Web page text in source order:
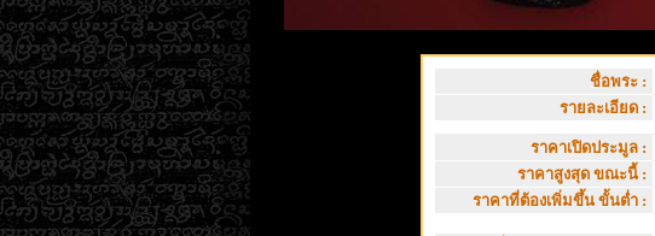
ชื่อพระ :
รายละเอียด :
ราคาเปิดประมูล :
ราคาสูงสุด ขณะนี้ :
ราคาที่ต้องเพิ่มขึ้น ขั้นต่ำ :